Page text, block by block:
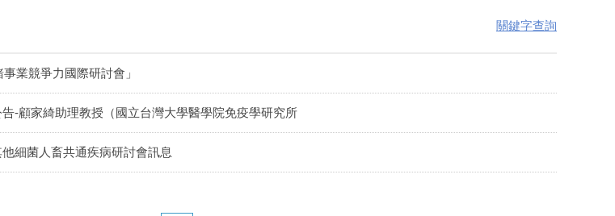
關鍵字查詢
業競爭力國際研討會」
-顧家綺助理教授（國立台灣大學醫學院免疫學研究所
細菌人畜共通疾病研討會訊息